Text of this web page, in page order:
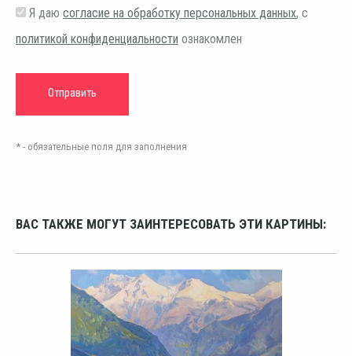
Я даю согласие на обработку персональных данных, с
политикой конфиденциальности ознакомлен
* - обязательные поля для заполнения
ВАС ТАКЖЕ МОГУТ ЗАИНТЕРЕСОВАТЬ ЭТИ КАРТИНЫ: